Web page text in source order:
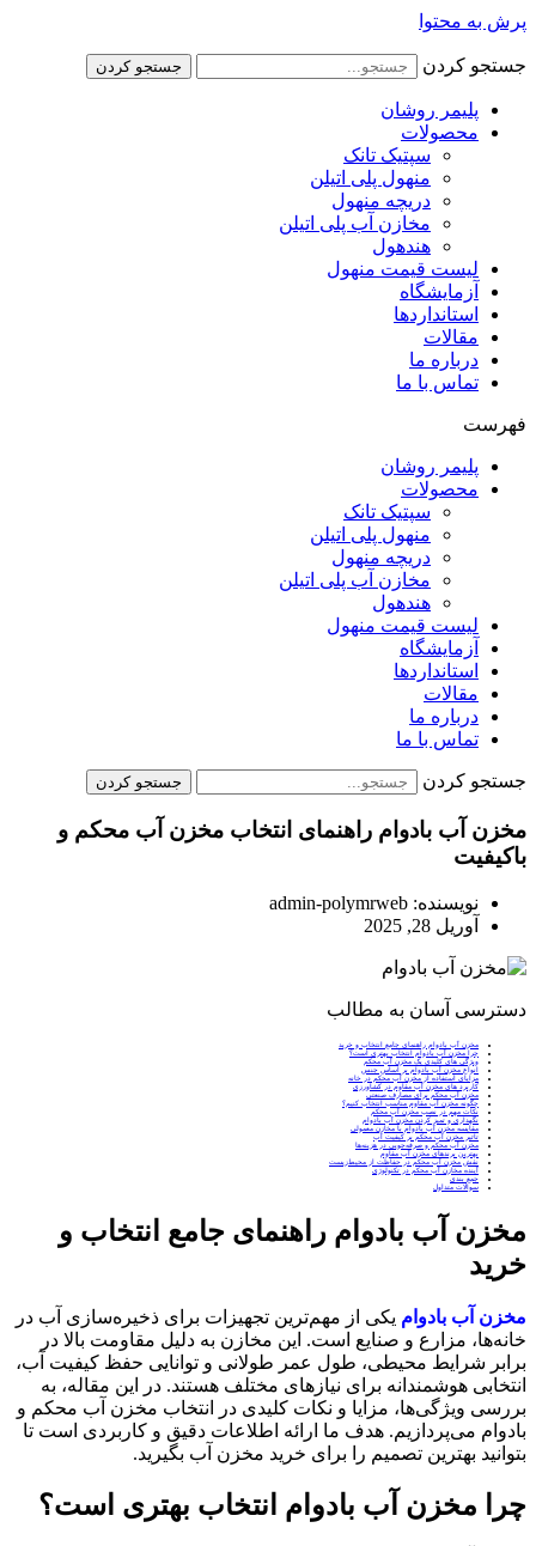
پرش به محتوا
جستجو کردن جستجو کردن
پلیمر روشان
محصولات
سپتیک تانک
منهول پلی اتیلن
دریچه منهول
مخازن آب پلی اتیلن
هندهول
لیست قیمت منهول
آزمایشگاه
استانداردها
مقالات
درباره ما
تماس با ما
فهرست
پلیمر روشان
محصولات
سپتیک تانک
منهول پلی اتیلن
دریچه منهول
مخازن آب پلی اتیلن
هندهول
لیست قیمت منهول
آزمایشگاه
استانداردها
مقالات
درباره ما
تماس با ما
جستجو کردن جستجو کردن
مخزن آب بادوام راهنمای انتخاب مخزن آب محکم و
باکیفیت
نویسنده:
آوریل 28, 2025
دسترسی آسان به مطالب
مخزن آب بادوام راهنمای جامع انتخاب و خرید
چرا مخزن آب بادوام انتخاب بهتری است؟
ویژگی‌ های کلیدی یک مخزن آب محکم
انواع مخزن آب بادوام بر اساس جنس
مزایای استفاده از مخزن آب محکم در خانه
کاربرد های مخزن آب مقاوم در کشاورزی
مخزن آب محکم برای مصارف صنعتی
چگونه مخزن آب مقاوم مناسب انتخاب کنیم؟
نکات مهم در نصب مخزن آب محکم
نگهداری و تمیز کردن مخزن آب بادوام
مقایسه مخزن آب بادوام با مخازن معمولی
تاثیر مخزن آب محکم بر کیفیت آب
مخزن آب محکم و صرفه‌جویی در هزینه‌ها
بهترین برندهای مخزن آب مقاوم
نقش مخزن آب محکم در حفاظت از محیط‌زیست
آینده مخازن آب محکم در تکنولوژی
جمع‌ بندی
سوالات متداول
مخزن آب بادوام راهنمای جامع انتخاب و
خرید
مخزن آب بادوام یکی از مهم‌ترین تجهیزات برای ذخیره‌سازی آب در
خانه‌ها، مزارع و صنایع است. این مخازن به دلیل مقاومت بالا در
برابر شرایط محیطی، طول عمر طولانی و توانایی حفظ کیفیت آب،
انتخابی هوشمندانه برای نیازهای مختلف هستند. در این مقاله، به
بررسی ویژگی‌ها، مزایا و نکات کلیدی در انتخاب مخزن آب محکم و
بادوام می‌پردازیم. هدف ما ارائه اطلاعات دقیق و کاربردی است تا
بتوانید بهترین تصمیم را برای خرید مخزن آب بگیرید.
چرا مخزن آب بادوام انتخاب بهتری است؟